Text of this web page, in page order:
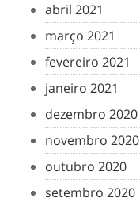
abril 2021
março 2021
fevereiro 2021
janeiro 2021
dezembro 2020
novembro 2020
outubro 2020
setembro 2020